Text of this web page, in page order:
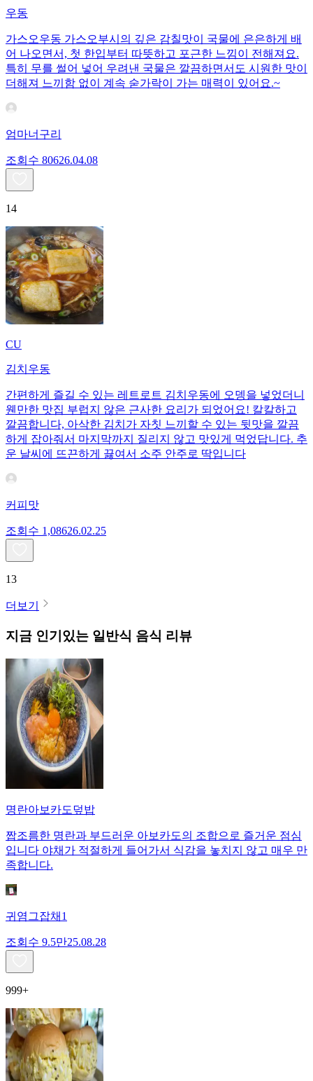
우동
가스오우동 가스오부시의 깊은 감칠맛이 국물에 은은하게 배
어 나오면서, 첫 한입부터 따뜻하고 포근한 느낌이 전해져요.
특히 무를 썰어 넣어 우려낸 국물은 깔끔하면서도 시원한 맛이
더해져 느끼함 없이 계속 숟가락이 가는 매력이 있어요.~
엄마너구리
조회수 80626.04.08
14
CU
김치우동
간편하게 즐길 수 있는 레트로트 김치우동에 오뎅을 넣었더니
웬만한 맛집 부럽지 않은 근사한 요리가 되었어요! 칼칼하고
깔끔합니다, 아삭한 김치가 자칫 느끼할 수 있는 뒷맛을 깔끔
하게 잡아줘서 마지막까지 질리지 않고 맛있게 먹었답니다. 추
운 날씨에 뜨끈하게 끓여서 소주 안주로 딱입니다
커피맛
조회수 1,08626.02.25
13
더보기
지금 인기있는 일반식 음식 리뷰
명란아보카도덮밥
짭조름한 명란과 부드러운 아보카도의 조합으로 즐거운 점심
입니다 야채가 적절하게 들어가서 식감을 놓치지 않고 매우 만
족합니다.
귀염그잡채1
조회수 9.5만25.08.28
999+